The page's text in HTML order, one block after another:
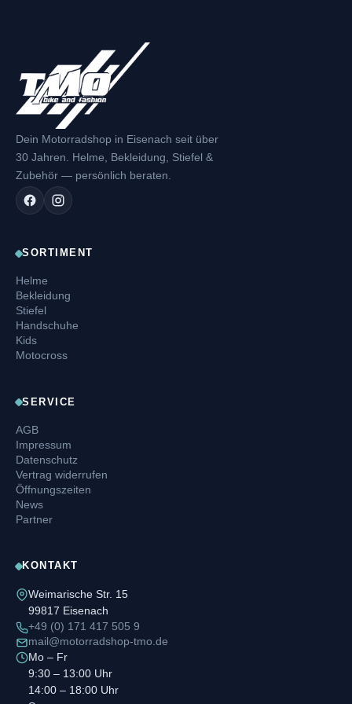
Dein Motorradshop in Eisenach seit über
30 Jahren. Helme, Bekleidung, Stiefel &
Zubehör — persönlich beraten.
SORTIMENT
Helme
Bekleidung
Stiefel
Handschuhe
Kids
Motocross
SERVICE
AGB
Impressum
Datenschutz
Vertrag widerrufen
Öffnungszeiten
News
Partner
KONTAKT
Weimarische Str. 15
99817 Eisenach
+49 (0) 171 417 505 9
mail@motorradshop-tmo.de
Mo – Fr
9:30 – 13:00 Uhr
14:00 – 18:00 Uhr